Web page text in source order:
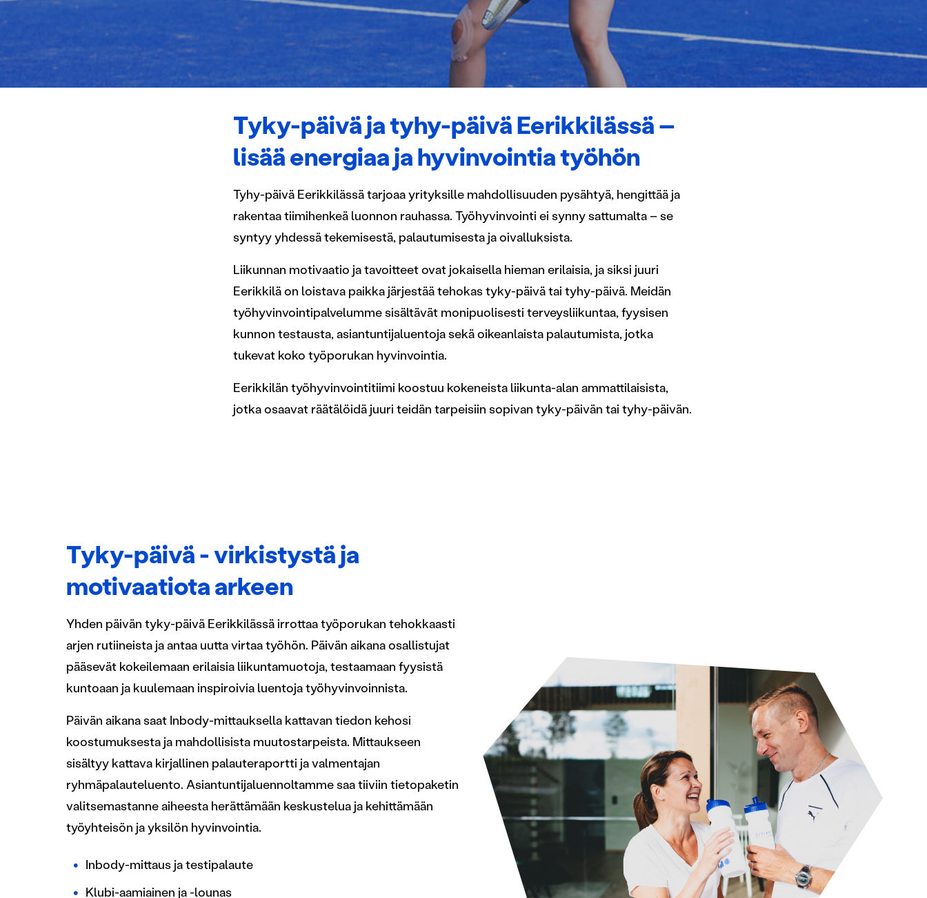
Tyky-päivä ja tyhy-päivä Eerikkilässä –
lisää energiaa ja hyvinvointia työhön
Tyhy-päivä Eerikkilässä tarjoaa yrityksille mahdollisuuden pysähtyä, hengittää ja
rakentaa tiimihenkeä luonnon rauhassa. Työhyvinvointi ei synny sattumalta – se
syntyy yhdessä tekemisestä, palautumisesta ja oivalluksista.
Liikunnan motivaatio ja tavoitteet ovat jokaisella hieman erilaisia, ja siksi juuri
Eerikkilä on loistava paikka järjestää tehokas tyky-päivä tai tyhy-päivä. Meidän
työhyvinvointipalvelumme sisältävät monipuolisesti terveysliikuntaa, fyysisen
kunnon testausta, asiantuntijaluentoja sekä oikeanlaista palautumista, jotka
tukevat koko työporukan hyvinvointia.
Eerikkilän työhyvinvointitiimi koostuu kokeneista liikunta-alan ammattilaisista,
jotka osaavat räätälöidä juuri teidän tarpeisiin sopivan tyky-päivän tai tyhy-päivän.
Tyky-päivä - virkistystä ja
motivaatiota arkeen
Yhden päivän tyky-päivä Eerikkilässä irrottaa työporukan tehokkaasti
arjen rutiineista ja antaa uutta virtaa työhön. Päivän aikana osallistujat
pääsevät kokeilemaan erilaisia liikuntamuotoja, testaamaan fyysistä
kuntoaan ja kuulemaan inspiroivia luentoja työhyvinvoinnista.
Päivän aikana saat Inbody-mittauksella kattavan tiedon kehosi
koostumuksesta ja mahdollisista muutostarpeista. Mittaukseen
sisältyy kattava kirjallinen palauteraportti ja valmentajan
ryhmäpalauteluento. Asiantuntijaluennoltamme saa tiiviin tietopaketin
valitsemastanne aiheesta herättämään keskustelua ja kehittämään
työyhteisön ja yksilön hyvinvointia.
Inbody-mittaus ja testipalaute
Klubi-aamiainen ja -lounas